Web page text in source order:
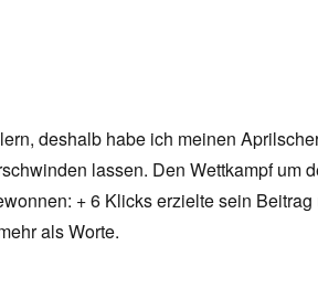
deshalb habe ich meinen
lassen. Den Wettkampf um
+ 6 Klicks erzielte sein
als Worte.